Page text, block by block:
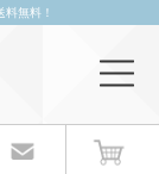
無料！